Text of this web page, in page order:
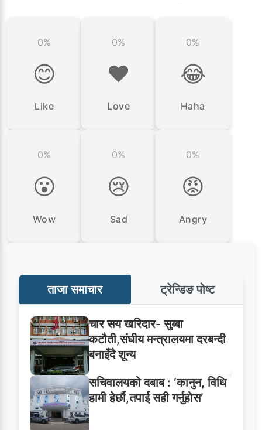
0%
😊
Like
0%
❤️
Love
0%
😂
Haha
0%
😮
Wow
0%
😢
Sad
0%
😡
Angry
ताजा समाचार ट्रेन्डिङ पोष्ट
चार सय खरिदार- सुब्बा
कटौती,संघीय मन्त्रालयमा दरबन्दी
बनाइँदै शून्य
सचिवालयको दबाब : ‘कानुन, विधि
हामी हेर्छौ,तपाई सही गर्नुहोस’